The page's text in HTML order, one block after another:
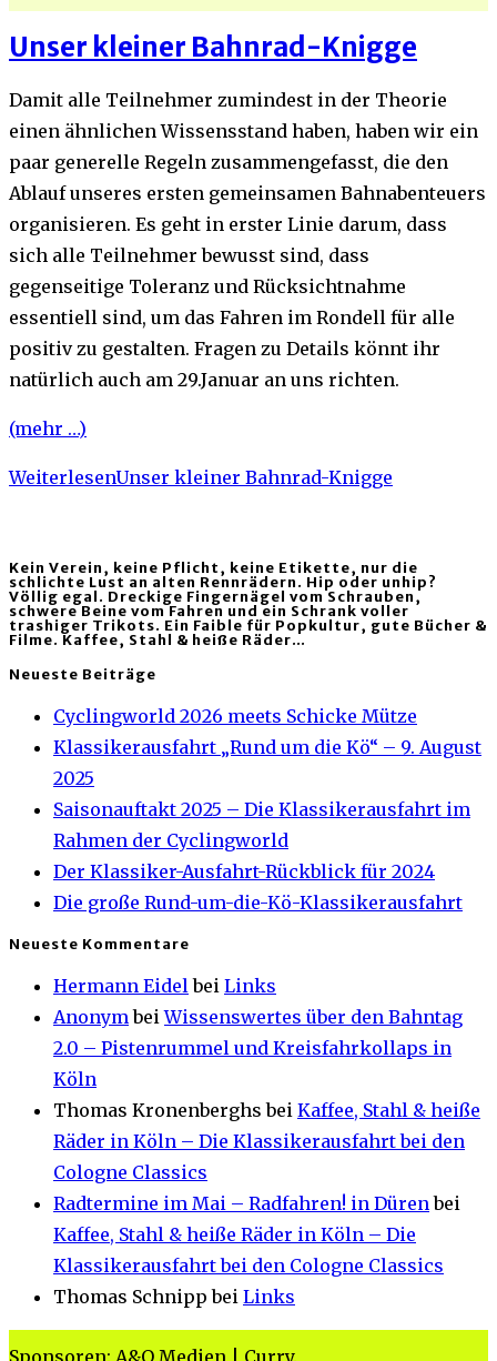
Unser kleiner Bahnrad-Knigge
Damit alle Teilnehmer zumindest in der Theorie
einen ähnlichen Wissensstand haben, haben wir ein
paar generelle Regeln zusammengefasst, die den
Ablauf unseres ersten gemeinsamen Bahnabenteuers
organisieren. Es geht in erster Linie darum, dass
sich alle Teilnehmer bewusst sind, dass
gegenseitige Toleranz und Rücksichtnahme
essentiell sind, um das Fahren im Rondell für alle
positiv zu gestalten. Fragen zu Details könnt ihr
natürlich auch am 29.Januar an uns richten.
(mehr …)
WeiterlesenUnser kleiner Bahnrad-Knigge
Kein Verein, keine Pflicht, keine Etikette, nur die
schlichte Lust an alten Rennrädern. Hip oder unhip?
Völlig egal. Dreckige Fingernägel vom Schrauben,
schwere Beine vom Fahren und ein Schrank voller
trashiger Trikots. Ein Faible für Popkultur, gute Bücher &
Filme. Kaffee, Stahl & heiße Räder…
Neueste Beiträge
Cyclingworld 2026 meets Schicke Mütze
Klassikerausfahrt „Rund um die Kö“ – 9. August
2025
Saisonauftakt 2025 – Die Klassikerausfahrt im
Rahmen der Cyclingworld
Der Klassiker-Ausfahrt-Rückblick für 2024
Die große Rund-um-die-Kö-Klassikerausfahrt
Neueste Kommentare
Hermann Eidelbei Links
AnonymbeiWissenswertes über den Bahntag
2.0 – Pistenrummel und Kreisfahrkollaps in
Köln
Thomas Kronenberghs bei Kaffee, Stahl & heiße
Räder in Köln – Die Klassikerausfahrt bei den
Cologne Classics
Radtermine im Mai – Radfahren! in Dürenbei
Kaffee, Stahl & heiße Räder in Köln – Die
Klassikerausfahrt bei den Cologne Classics
Thomas Schnipp bei Links